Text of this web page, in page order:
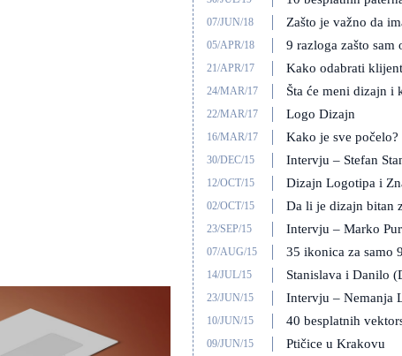
07/JUN/18
05/APR/18
21/APR/17
24/MAR/17
22/MAR/17 Logo Dizajn
16/MAR/17 Kako je sve počelo?
30/DEC/15 Intervju – Stefan
12/OCT/15 Dizajn Logotipa i
02/OCT/15 Da li je dizajn bitan
23/SEP/15 Intervju – Marko
07/AUG/15 35 ikonica za samo
14/JUL/15 Stanislava i Danilo
23/JUN/15 Intervju – Nemanja
10/JUN/15 40 besplatnih
09/JUN/15 Ptičice u Krakovu